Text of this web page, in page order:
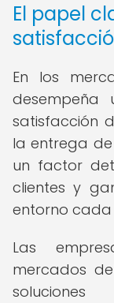
El papel
En los
satisfacción
la entrega
un factor
clientes y
entorno cada
Las
mercados